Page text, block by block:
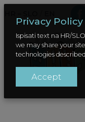
Privacy Policy
Ispisati text na HR/
we may share your
technologies
Accept